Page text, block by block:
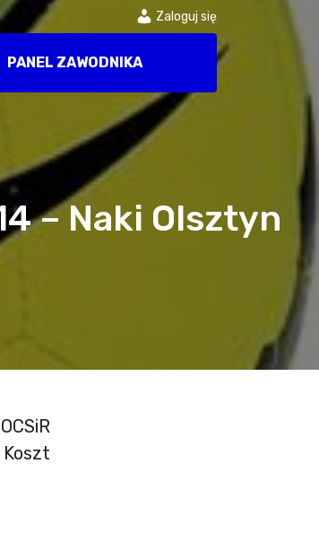
Zaloguj się
PANEL ZAWODNIKA
– Naki Olsztyn